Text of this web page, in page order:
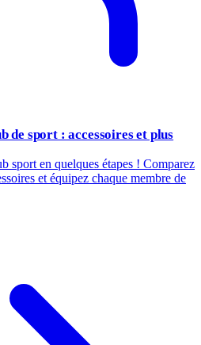
de sport : accessoires et plus
sport en quelques étapes ! Comparez
et équipez chaque membre de